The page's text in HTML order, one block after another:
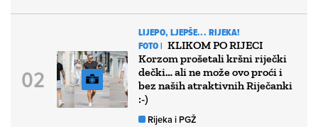
LIJEPO, LJEPŠE... RIJEKA!
FOTO | KLIKOM PO RIJECI
Korzom prošetali kršni riječki
dečki… ali ne može ovo proći i
bez naših atraktivnih Riječanki
:-)
Rijeka i PGŽ